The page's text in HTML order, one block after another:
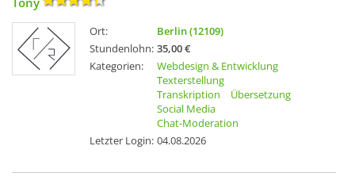
Ort:
Berlin (12109)
Stundenlohn: 35,00 €
Kategorien:
Webdesign & Entwicklung
Texterstellung
Transkription
Übersetzung
Social Media
Chat-Moderation
Letzter Login: 04.08.2026